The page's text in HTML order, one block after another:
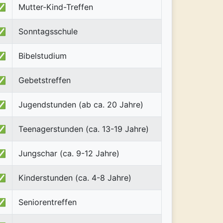
Mutter-Kind-Treffen
Sonntagsschule
Bibelstudium
Gebetstreffen
Jugendstunden (ab ca. 20 Jahre)
Teenagerstunden (ca. 13-19 Jahre)
Jungschar (ca. 9-12 Jahre)
Kinderstunden (ca. 4-8 Jahre)
Seniorentreffen